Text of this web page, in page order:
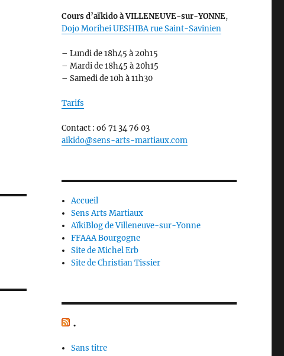
Cours d’aïkidoà VILLENEUVE-sur-YONNE,
Dojo Morihei UESHIBA rue Saint-Savinien
– Lundi de 18h45 à 20h15
– Mardi de 18h45 à 20h15
– Samedi de 10h à 11h30
Tarifs
Contact : o6 71 34 76 03
aikido@sens-arts-martiaux.com
Accueil
Sens Arts Martiaux
AïkiBlog de Villeneuve-sur-Yonne
FFAAA Bourgogne
Site de Michel Erb
Site de Christian Tissier
.
Sans titre